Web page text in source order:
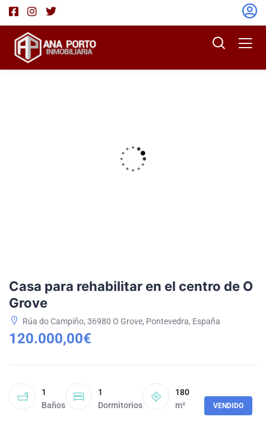
Casa para rehabilitar en el centro de O
Grove
Rúa do Campiño, 36980 O Grove, Pontevedra, España
120.000,00€
1
Baños
1
Dormitorios
180
m²
VENDIDO